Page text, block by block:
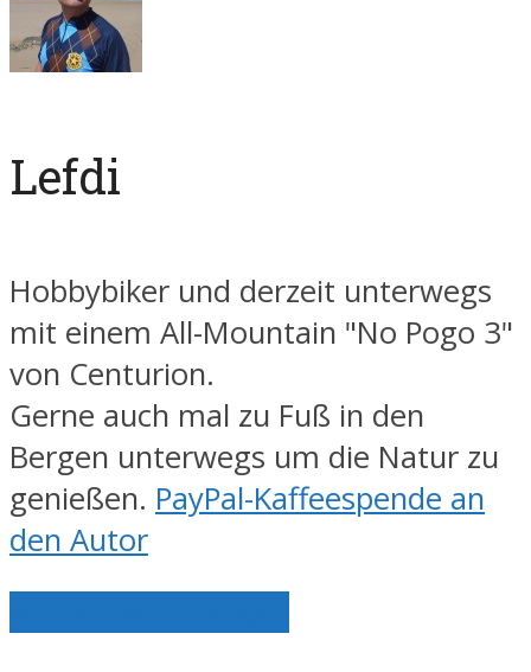
Lefdi
Hobbybiker und derzeit unterwegs
mit einem All-Mountain "No Pogo 3"
von Centurion.
Gerne auch mal zu Fuß in den
Bergen unterwegs um die Natur zu
genießen. PayPal-Kaffeespende an
den Autor